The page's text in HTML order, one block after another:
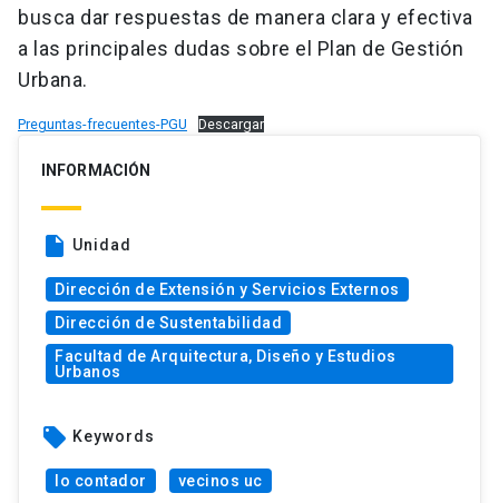
busca dar respuestas de manera clara y efectiva
a las principales dudas sobre el Plan de Gestión
Urbana.
Preguntas-frecuentes-PGU Descargar
INFORMACIÓN
insert_drive_file Unidad
Dirección de Extensión y Servicios Externos
Dirección de Sustentabilidad
Facultad de Arquitectura, Diseño y Estudios
Urbanos
local_offer Keywords
lo contador vecinos uc